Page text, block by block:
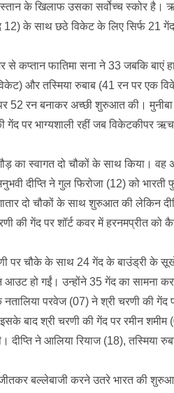
के खिलाफ उसका सर्वोच्च स्कोर
12) के साथ छठे विकेट के लिए सिर्फ 21
से कप्तान फातिमा सना ने 33 जबकि बाएं
और तस्मिया रुबाब (41 रन पर एक
52 रन बनाकर अच्छी शुरुआत की।
गेंद पर भाग्यशाली रहीं जब विकेटकीपर
का स्वागत दो चौकों के साथ किया।
दीप्ति ने गुल फिरोजा (12) को
दो चौकों के साथ शुरुआत की लेकिन
की गेंद पर शॉर्ट कवर में हरनमप्रीत को
पर चौके के साथ 24 गेंद के बाउंड्री के
आउट हो गईं। उन्होंने 35 गेंद का सामना
परवेज (07) ने श्री चरणी की गेंद
बाद श्री चरणी की गेंद पर रमीन
दीप्ति ने आलिया रियाज (18),
बल्लेबाजी करने उतरे भारत की